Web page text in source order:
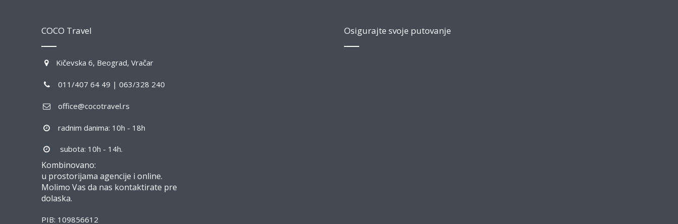
COCO Travel
Kičevska 6, Beograd, Vračar
011/407 64 49 | 063/328 240
office@cocotravel.rs
radnim danima: 10h - 18h
subota: 10h - 14h.
Kombinovano:
u prostorijama agencije i online.
Molimo Vas da nas kontaktirate pre
dolaska.
PIB: 109856612
Osigurajte svoje putovanje